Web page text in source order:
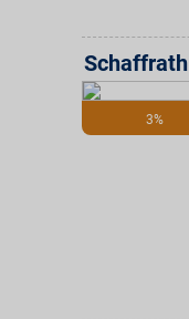
3%
Schaffrath